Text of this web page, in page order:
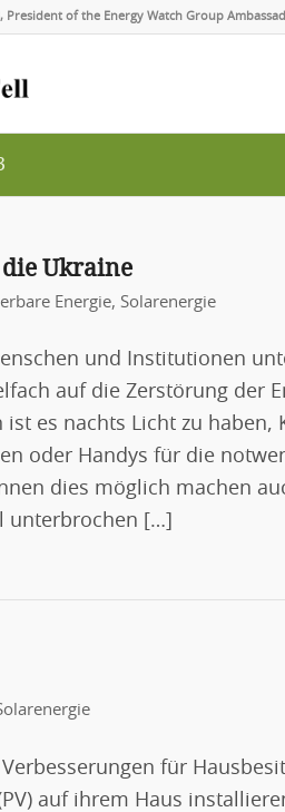
President of the Energy Watch Group
Ukraine
Energie, Solarenergie
und Institutionen
auf die Zerstörung der
es nachts Licht zu haben,
oder Handys für die
dies möglich machen
unterbrochen […]
Verbesserungen für
auf ihrem Haus